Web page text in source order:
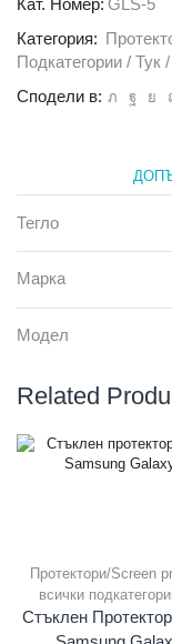
Кат. Номер: GLS-5
Категория:
Подкатегории / Тук /
Сподели в:
Тегло
Марка
Модел
Related
Протектори/Screen
всички
Стъклен